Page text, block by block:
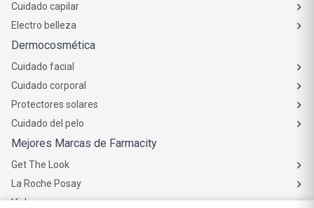
Cuidado capilar
Electro belleza
Dermocosmética
Cuidado facial
Cuidado corporal
Protectores solares
Cuidado del pelo
Mejores Marcas de Farmacity
Get The Look
La Roche Posay
Vichy